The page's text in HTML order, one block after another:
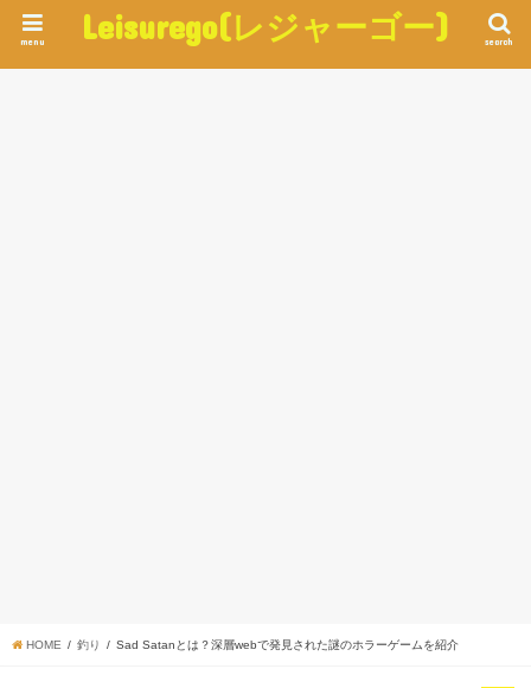
Leisurego(レジャーゴー) search
menu
HOME 釣り Sad Satanとは？深層webで発見された謎のホラーゲームを紹介